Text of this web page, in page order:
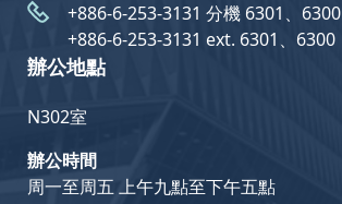
+886-6-253-3131 分機 6301、6300
+886-6-253-3131 ext. 6301、6300
辦公地點
N302室
辦公時間
周一至周五 上午九點至下午五點